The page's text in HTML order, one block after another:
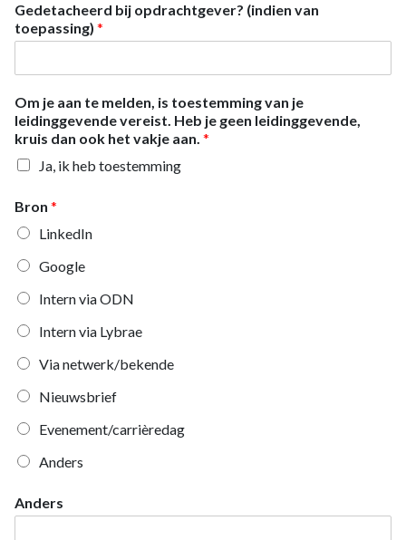
Gedetacheerd bij opdrachtgever? (indien van
toepassing) *
Om je aan te melden, is toestemming van je
leidinggevende vereist. Heb je geen leidinggevende,
kruis dan ook het vakje aan. *
Ja, ik heb toestemming
Bron *
LinkedIn
Google
Intern via ODN
Intern via Lybrae
Via netwerk/bekende
Nieuwsbrief
Evenement/carrièredag
Anders
Anders